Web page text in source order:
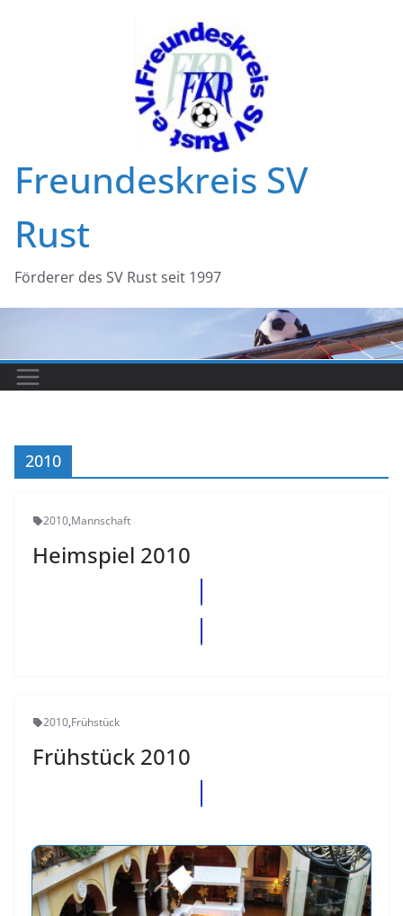
Freundeskreis SV
Rust
Förderer des SV Rust seit 1997
2010
2010,Mannschaft
Heimspiel 2010
2010,Frühstück
Frühstück 2010